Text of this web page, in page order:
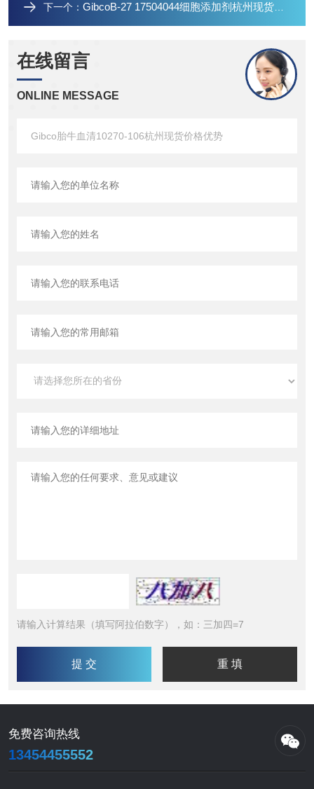
下一个： GibcoB-27 17504044细胞添加剂杭州现货价格优势
在线留言
ONLINE MESSAGE
请输入计算结果（填写阿拉伯数字），如：三加四=7
免费咨询热线
13454455552